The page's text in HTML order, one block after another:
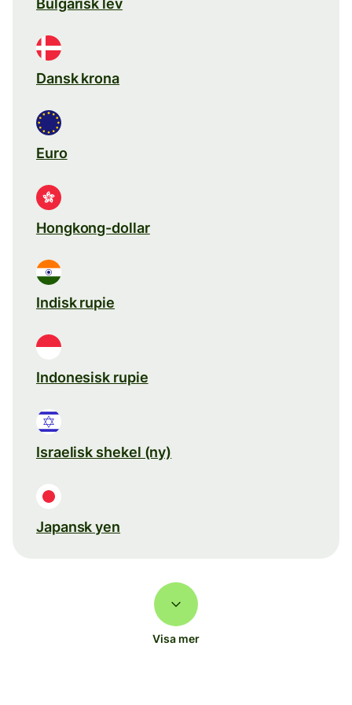
Bulgarisk lev
Dansk krona
Euro
Hongkong-dollar
Indisk rupie
Indonesisk rupie
Israelisk shekel (ny)
Japansk yen
Visa mer